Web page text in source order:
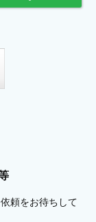
頼をお待ちして